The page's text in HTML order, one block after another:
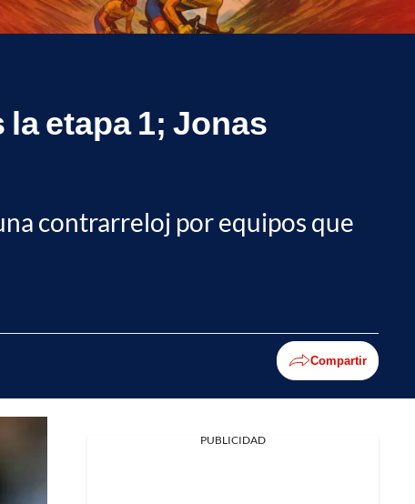
etapa 1; Jonas
contrarreloj por equipos que
Compartir
PUBLICIDAD